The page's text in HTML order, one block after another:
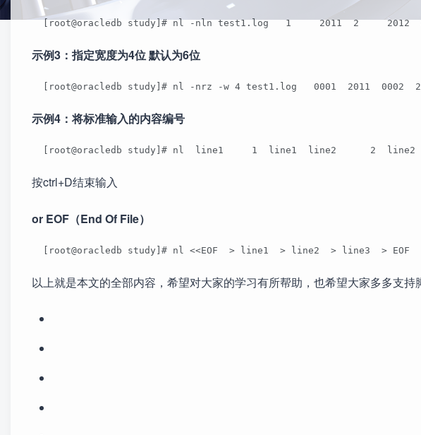
[root@oracledb study]# nl -nln test1.log   1     2011  2
示例3：指定宽度为4位 默认为6位
[root@oracledb study]# nl -nrz -w 4 test1.log   0001  2011  0002
示例4：将标准输入的内容编号
[root@oracledb study]# nl  line1     1  line1  line2      2
按ctrl+D结束输入
or EOF（End Of File）
[root@oracledb study]# nl <<EOF  > line1  > line2  > line3  > EOF
以上就是本文的全部内容，希望对大家的学习有所帮助，也希望大家多多支持